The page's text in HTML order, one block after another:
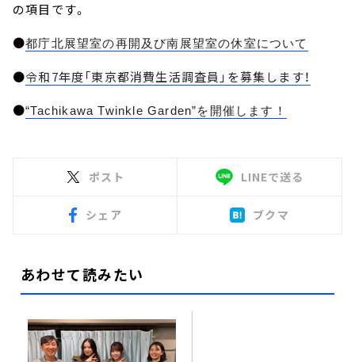
の項目です。
●都庁北展望室の再開及び南展望室の休室について
●令和7年度「東京都消費生活調査員」を募集します！
●“Tachikawa Twinkle Garden”を開催します！
ポスト LINEで送る
シェア ブクマ
あわせて読みたい